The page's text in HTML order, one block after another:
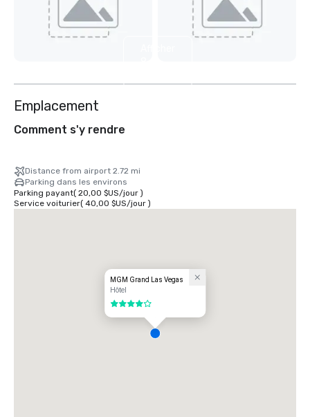
Emplacement
Comment s'y rendre
Distance from airport 2.72 mi
Parking dans les environs
Parking payant( 20,00 $US/jour)
Service voiturier( 40,00 $US/jour)
MGM Grand Las Vegas
Hôtel
4 sur 5